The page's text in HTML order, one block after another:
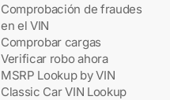
Comprobación de fraudes
en el VIN
Comprobar cargas
Verificar robo ahora
MSRP Lookup by VIN
Classic Car VIN Lookup